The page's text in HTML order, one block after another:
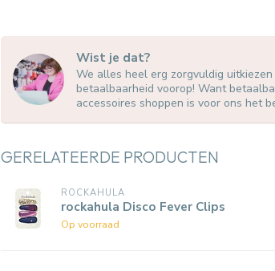
Wist je dat?
We alles heel erg zorgvuldig
betaalbaarheid voorop! Want
accessoires shoppen is voor ons het
GERELATEERDE PRODUCTEN
ROCKAHULA
rockahula Disco Fever Clips
Op voorraad